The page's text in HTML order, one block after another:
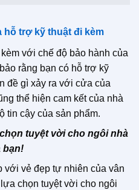
hỗ trợ kỹ thuật đi kèm
với chế độ bảo hành của
rằng bạn có hỗ trợ kỹ
đề gì xảy ra với cửa của
thể hiện cam kết của nhà
tin cậy của sản phẩm.
tuyệt vời cho ngôi nhà
bạn!
vẻ đẹp tự nhiên của vân
chọn tuyệt vời cho ngôi